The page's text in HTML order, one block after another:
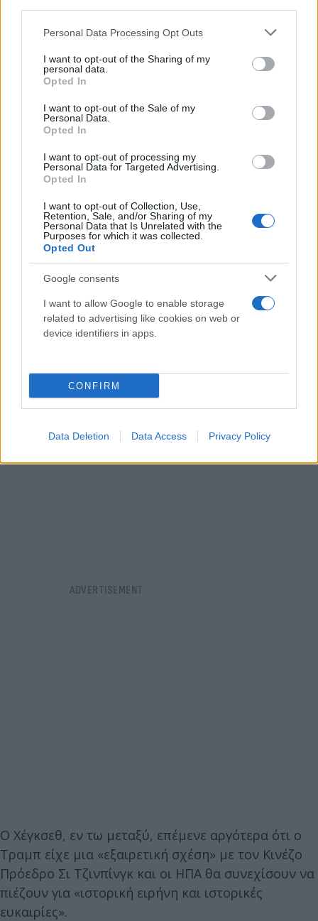
Please note that this website/app uses one or more Google
not limited to your visit or usage behaviour. You may click to
grant or deny consent to Google and its third-party tags to
use your data for below specified purposes in below Google
consent section.
Personal Data Processing Opt Outs
I want to opt-out of the Sharing of my
personal data.
Opted In
I want to opt-out of the Sale of my
Personal Data.
Opted In
I want to opt-out of processing my
Personal Data for Targeted Advertising.
Opted In
I want to opt-out of Collection, Use,
Retention, Sale, and/or Sharing of my
Personal Data that Is Unrelated with the
Purposes for which it was collected.
Opted Out
Google consents
I want to allow Google to enable storage
related to advertising like cookies on web or
device identifiers in apps.
CONFIRM
Data Deletion Data Access Privacy Policy
Ο Χέγκσεθ υπογράμμισε ότι «αν θέλουμε να
αποτρέψουμε τον πόλεμο με τους Κινέζους ή
Η δασμολογική απάντηση της Κίνας
Πέρα από το επίπεδο των δηλώσεων ΗΠΑ και Κίνα
ήδη ανταλλάσσουν δασμολογικά «πυρά». Η Κίνα
αντέδρασε γρήγορα στους νέους δασμούς των ΗΠΑ,
ανακοινώνοντας τις δικές της αυξήσεις 10%-15%
στις εισαγωγές εισαγωγών που καλύπτουν μια
σειρά αμερικανικών γεωργικών και τροφίμων.
Επίσης, έθεσε 25 αμερικανικές εταιρείες υπό
εξαγωγικούς και επενδυτικούς περιορισμούς για
λόγους εθνικής ασφάλειας.
Ο Χέγκσεθ, εν τω μεταξύ, επέμενε αργότερα ότι ο
Τραμπ είχε μια «εξαιρετική σχέση» με τον Κινέζο
Πρόεδρο Σι Τζινπίνγκ και οι ΗΠΑ θα συνεχίσουν να
πιέζουν για «ιστορική ειρήνη και ιστορικές
ευκαιρίες».